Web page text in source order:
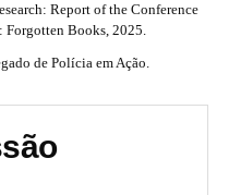
Report of the Conference
Forgotten Books, 2025.
de Polícia em Ação.